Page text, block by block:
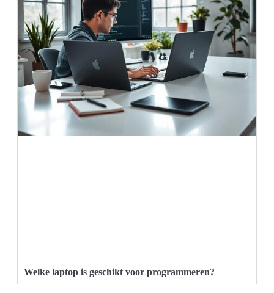
Welke laptop is geschikt voor programmeren?